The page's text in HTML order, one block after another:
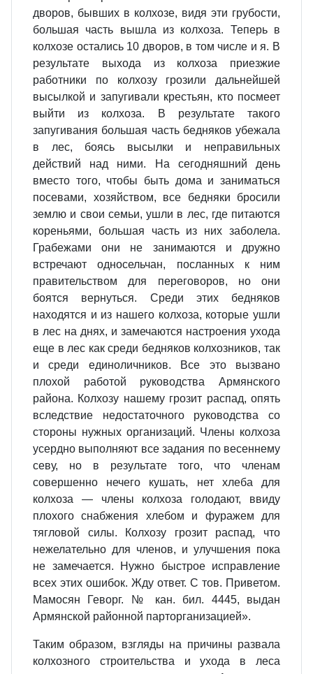
дворов, бывших в колхозе, видя эти грубости,
большая часть вышла из колхоза. Теперь в
колхозе остались 10 дворов, в том числе и я. В
результате выхода из колхоза приезжие
работники по колхозу грозили дальнейшей
высылкой и запугивали крестьян, кто посмеет
выйти из колхоза. В результате такого
запугивания большая часть бедняков убежала
в лес, боясь высылки и неправильных
действий над ними. На сегодняшний день
вместо того, чтобы быть дома и заниматься
посевами, хозяйством, все бедняки бросили
землю и свои семьи, ушли в лес, где питаются
кореньями, большая часть из них заболела.
Грабежами они не занимаются и дружно
встречают односельчан, посланных к ним
правительством для переговоров, но они
боятся вернуться. Среди этих бедняков
находятся и из нашего колхоза, которые ушли
в лес на днях, и замечаются настроения ухода
еще в лес как среди бедняков колхозников, так
и среди единоличников. Все это вызвано
плохой работой руководства Армянского
района. Колхозу нашему грозит распад, опять
вследствие недостаточного руководства со
стороны нужных организаций. Члены колхоза
усердно выполняют все задания по весеннему
севу, но в результате того, что членам
совершенно нечего кушать, нет хлеба для
колхоза — члены колхоза голодают, ввиду
плохого снабжения хлебом и фуражем для
тягловой силы. Колхозу грозит распад, что
нежелательно для членов, и улучшения пока
не замечается. Нужно быстрое исправление
всех этих ошибок. Жду ответ. С тов. Приветом.
Мамосян Геворг. № кан. бил. 4445, выдан
Армянской районной парторганизацией».
Таким образом, взгляды на причины развала
колхозного строительства и ухода в леса